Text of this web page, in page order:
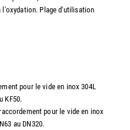
Plage d'utilisation
pour le vide en inox 304L
KF50.
pour le vide en inox
au DN320.